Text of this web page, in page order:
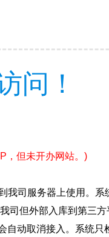
问！
，但未开办网站。)
我司服务器上使用。
司但外部入库到第三
动取消接入。系统